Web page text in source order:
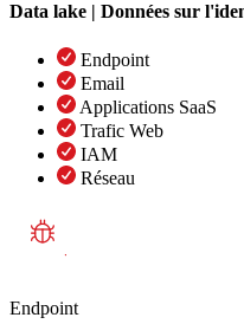
Data lake | Données sur
Endpoint
Email
Applications SaaS
Trafic Web
IAM
Réseau
Endpoint